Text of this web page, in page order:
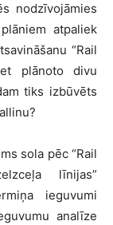
nodzīvojāmies
atpaliek
“Rail
plānoto divu
tiks izbūvēts
sola pēc “Rail
līnijas”
ieguvumi
analīze